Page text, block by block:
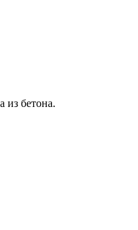
из бетона.